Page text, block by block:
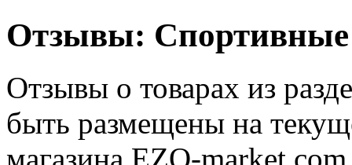
Отзывы: Спортивные
Отзывы о товарах из
быть размещены на
магазина EZO-